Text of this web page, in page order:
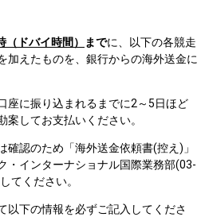
ドバイ時間） までに、以下の各競走
加えたものを、銀行からの海外送金に
座に振り込まれるまでに2～5日ほど
してお支払いください。
確認のため「海外送金依頼書(控え)」
・インターナショナル国際業務部(03-
てください。
以下の情報を必ずご記入してくださ